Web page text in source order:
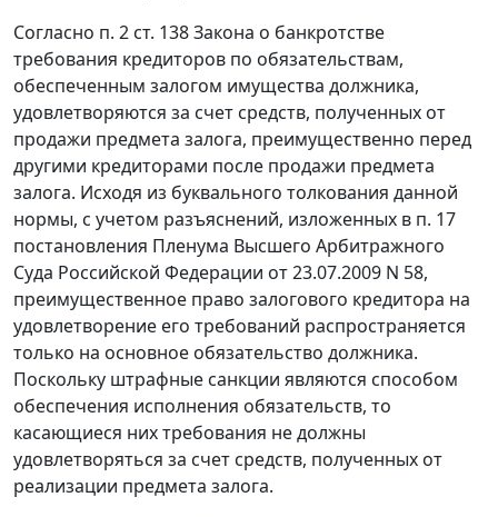
Согласно п. 2 ст. 138Закона о банкротстве
требования кредиторов по обязательствам,
обеспеченным залогом имущества должника,
удовлетворяются за счет средств, полученных от
продажи предмета залога, преимущественно перед
другими кредиторами после продажи предмета
залога. Исходя из буквального толкования данной
нормы, с учетом разъяснений, изложенных в п. 17
постановления Пленума Высшего Арбитражного
Суда Российской Федерации от 23.07.2009 N 58,
преимущественное право залогового кредитора на
удовлетворение его требований распространяется
только на основное обязательство должника.
Поскольку штрафные санкции являются способом
обеспечения исполнения обязательств, то
касающиеся них требования не должны
удовлетворяться за счет средств, полученных от
реализации предмета залога.